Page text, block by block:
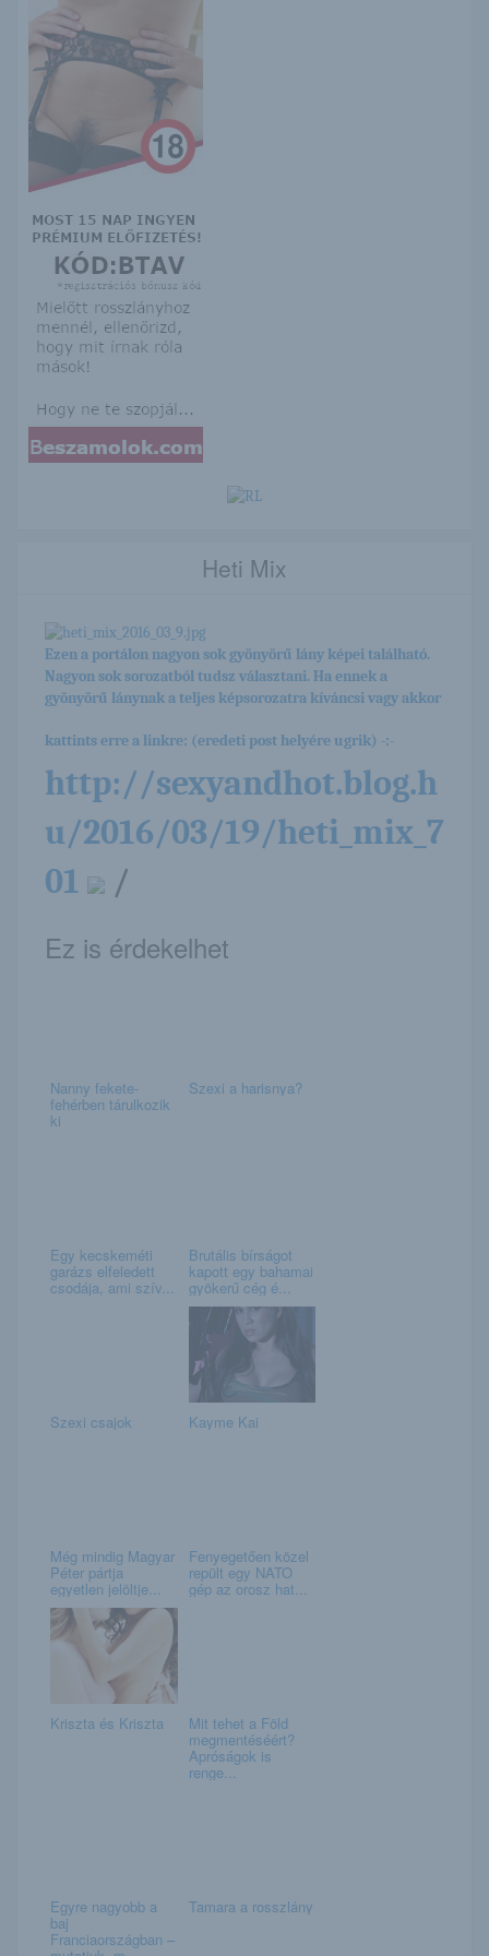
Heti Mix
Ezen a portálon nagyon sok gyönyörű lány képei található.
Nagyon sok sorozatból tudsz választani. Ha ennek a
gyönyörű lánynak a teljes képsorozatra kíváncsi vagy akkor
kattints erre a linkre: (eredeti post helyére ugrik) -:-
http://sexyandhot.blog.h
u/2016/03/19/heti_mix_7
01
/
Ez is érdekelhet
Nanny fekete-
fehérben tárulkozik
ki
Szexi a harisnya?
Egy kecskeméti
garázs elfeledett
csodája, ami szív...
Brutális bírságot
kapott egy bahamai
gyökerű cég é...
Szexi csajok Kayme Kai
Még mindig Magyar
Péter pártja
egyetlen jelöltje...
Fenyegetően közel
repült egy NATO
gép az orosz hat...
Kriszta és Kriszta Mit tehet a Föld
megmentéséért?
Apróságok is
renge...
Egyre nagyobb a
baj
Franciaországban –
Tamara a rosszlány